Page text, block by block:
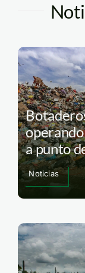
a punto
Noticias